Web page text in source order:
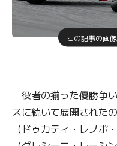
この記事の画
役者の揃った優勝争
スに続いて展開された
（ドゥカティ・レノボ